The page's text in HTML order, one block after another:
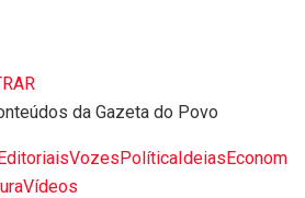
da Gazeta do Povo
VozesPolíticaIdeiasEconom
Vídeos